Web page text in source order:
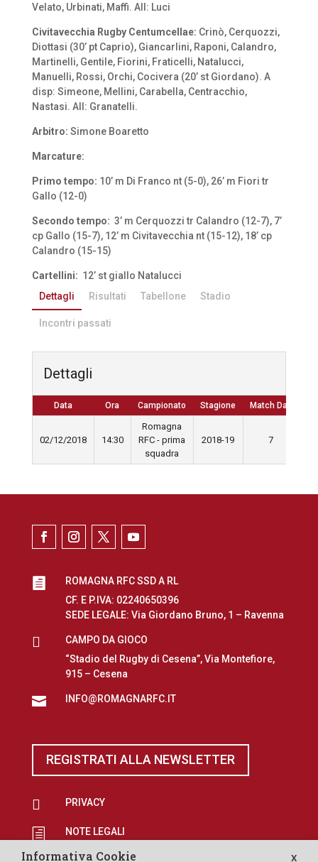
Velato, Urbinati, Maffi. All: Luci
Civitavecchia Rugby Centumcellae: Crinò, Cerquozzi,
Diottasi (30’ pt Caprio), Giancarlini, Raponi, Calandro,
Martinelli, Gentile, Fiorini, Fraticelli, Natalucci,
Manuelli, Rossi, Orchi, Cocivera (20’ st Giordano). A
disp: Simeone, Mellini, Carabella, Centracchio,
Nastasi. All: Granatelli.
Arbitro: Simone Boaretto
Marcature:
Primo tempo: 10’ m Di Franco nt (5-0), 26’ m Fiori tr
Gallo (12-0)
Secondo tempo: 3’ m Cerquozzi tr Calandro (12-7), 7’
cp Gallo (15-7), 12’ m Civitavecchia nt (15-12), 18’ cp
Calandro (15-15)
Cartellini: 12’ st giallo Natalucci
Dettagli
Risultati Tabellone Stadio
Incontri passati
Dettagli
Data Ora Campionato Stagione Match Day
02/12/2018 14:30
Romagna
RFC - prima
squadra
2018-19 7

ROMAGNA RFC SSD A RL
CF. E P.IVA: 02240650396
SEDE LEGALE: Via Giordano Bruno, 1 – Ravenna

CAMPO DA GIOCO
“Stadio del Rugby di Cesena”, Via Montefiore,
915 – Cesena
 INFO@ROMAGNARFC.IT
REGISTRATI ALLA NEWSLETTER
 PRIVACY
h NOTE LEGALI
X
Informativa Cookie